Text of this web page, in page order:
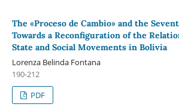
The «Proceso de Cambio» and the
Towards a Reconfiguration of the
State and Social Movements in Bolivia
Lorenza Belinda Fontana
190-212
PDF